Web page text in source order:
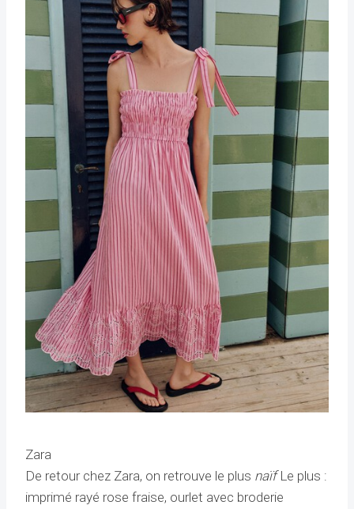
Zara
De retour chez Zara, on retrouve le plus naïfLe plus :
imprimé rayé rose fraise, ourlet avec broderie